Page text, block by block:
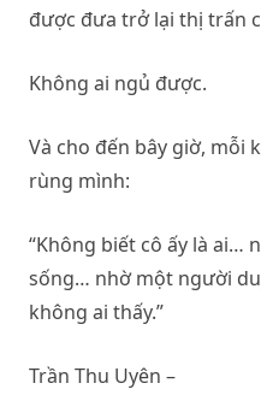
được đưa trở lại thị trấn
Không ai ngủ được.
Và cho đến bây giờ, mỗi
rùng mình:
“Không biết cô ấy là ai…
sống… nhờ một người
không ai thấy.”
Trần Thu Uyên –